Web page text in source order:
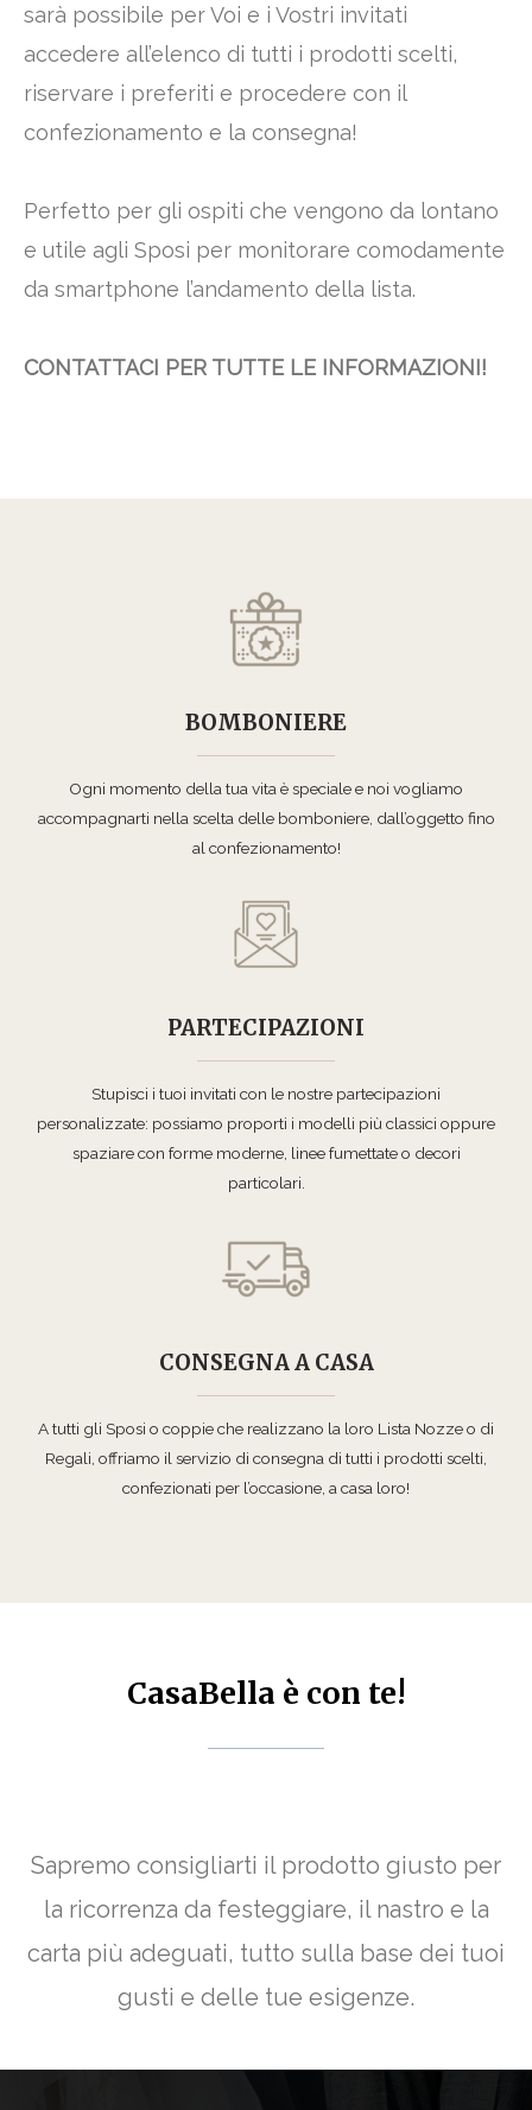
sarà possibile per Voi e i Vostri invitati
accedere all’elenco di tutti i prodotti scelti,
riservare i preferiti e procedere con il
confezionamento e la consegna!
Perfetto per gli ospiti che vengono da lontano
e utile agli Sposi per monitorare comodamente
da smartphone l’andamento della lista.
CONTATTACI PER TUTTE LE INFORMAZIONI!
BOMBONIERE
Ogni momento della tua vita è speciale e noi vogliamo
accompagnarti nella scelta delle bomboniere, dall’oggetto fino
al confezionamento!
PARTECIPAZIONI
Stupisci i tuoi invitati con le nostre partecipazioni
personalizzate: possiamo proporti i modelli più classici oppure
spaziare con forme moderne, linee fumettate o decori
particolari.
CONSEGNA A CASA
A tutti gli Sposi o coppie che realizzano la loro Lista Nozze o di
Regali, offriamo il servizio di consegna di tutti i prodotti scelti,
confezionati per l’occasione, a casa loro!
CasaBella è con te!
Sapremo consigliarti il prodotto giusto per
la ricorrenza da festeggiare, il nastro e la
carta più adeguati, tutto sulla base dei tuoi
gusti e delle tue esigenze.